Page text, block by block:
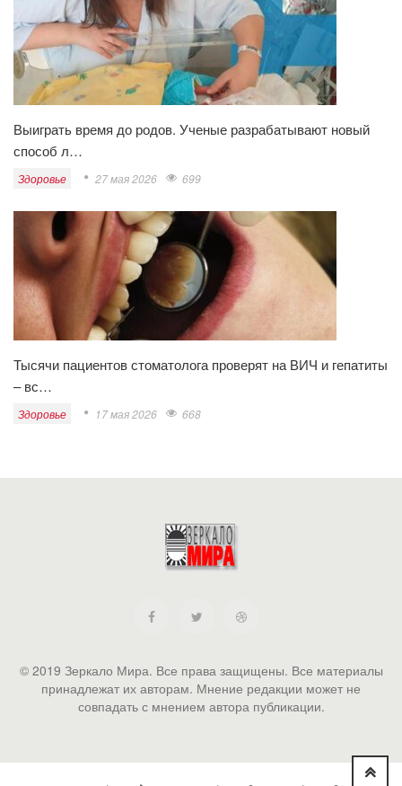
Выиграть время до родов. Ученые разрабатывают новый
способ л…
Здоровье 27 мая 2026 699
Тысячи пациентов стоматолога проверят на ВИЧ и гепатиты
– вс…
Здоровье 17 мая 2026 668
© 2019 Зеркало Мира. Все права защищены. Все материалы
принадлежат их авторам. Мнение редакции может не
совпадать с мнением автора публикации.